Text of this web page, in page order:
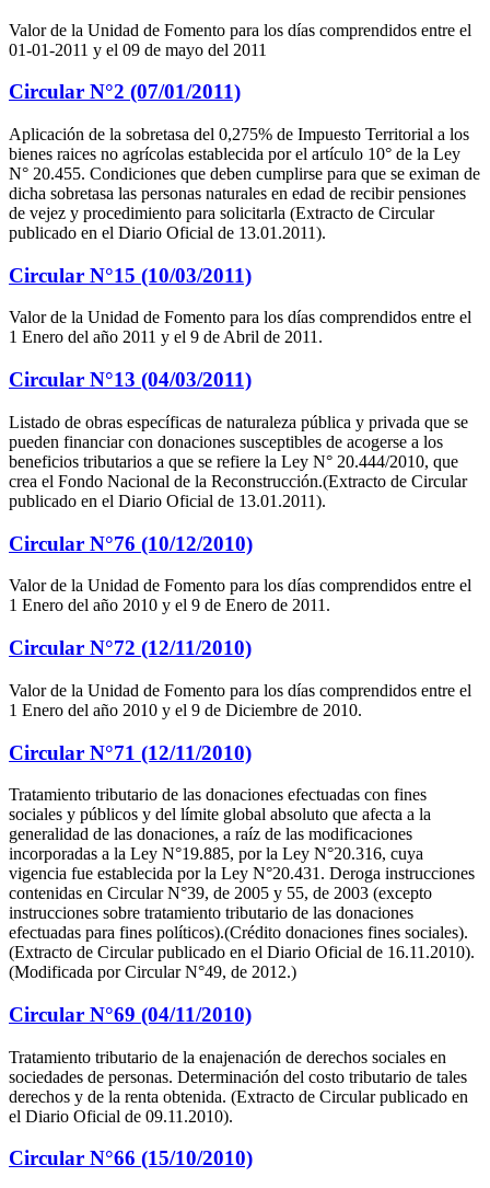
Valor de la Unidad de Fomento para los días comprendidos entre el
01-01-2011 y el 09 de mayo del 2011
Circular N°2 (07/01/2011)
Aplicación de la sobretasa del 0,275% de Impuesto Territorial a los
bienes raices no agrícolas establecida por el artículo 10° de la Ley
N° 20.455. Condiciones que deben cumplirse para que se eximan de
dicha sobretasa las personas naturales en edad de recibir pensiones
de vejez y procedimiento para solicitarla (Extracto de Circular
publicado en el Diario Oficial de 13.01.2011).
Circular N°15 (10/03/2011)
Valor de la Unidad de Fomento para los días comprendidos entre el
1 Enero del año 2011 y el 9 de Abril de 2011.
Circular N°13 (04/03/2011)
Listado de obras específicas de naturaleza pública y privada que se
pueden financiar con donaciones susceptibles de acogerse a los
beneficios tributarios a que se refiere la Ley N° 20.444/2010, que
crea el Fondo Nacional de la Reconstrucción.(Extracto de Circular
publicado en el Diario Oficial de 13.01.2011).
Circular N°76 (10/12/2010)
Valor de la Unidad de Fomento para los días comprendidos entre el
1 Enero del año 2010 y el 9 de Enero de 2011.
Circular N°72 (12/11/2010)
Valor de la Unidad de Fomento para los días comprendidos entre el
1 Enero del año 2010 y el 9 de Diciembre de 2010.
Circular N°71 (12/11/2010)
Tratamiento tributario de las donaciones efectuadas con fines
sociales y públicos y del límite global absoluto que afecta a la
generalidad de las donaciones, a raíz de las modificaciones
incorporadas a la Ley N°19.885, por la Ley N°20.316, cuya
vigencia fue establecida por la Ley N°20.431. Deroga instrucciones
contenidas en Circular N°39, de 2005 y 55, de 2003 (excepto
instrucciones sobre tratamiento tributario de las donaciones
efectuadas para fines políticos).(Crédito donaciones fines sociales).
(Extracto de Circular publicado en el Diario Oficial de 16.11.2010).
(Modificada por Circular N°49, de 2012.)
Circular N°69 (04/11/2010)
Tratamiento tributario de la enajenación de derechos sociales en
sociedades de personas. Determinación del costo tributario de tales
derechos y de la renta obtenida. (Extracto de Circular publicado en
el Diario Oficial de 09.11.2010).
Circular N°66 (15/10/2010)